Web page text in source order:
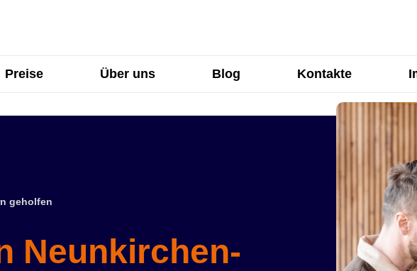
Preise Über uns Blog Kontakte
geholfen
Neunkirchen-